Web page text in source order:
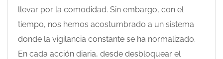
llevar por la comodidad. Sin embargo, con el
tiempo, nos hemos acostumbrado a un sistema
donde la vigilancia constante se ha normalizado.
En cada acción diaria, desde desbloquear el